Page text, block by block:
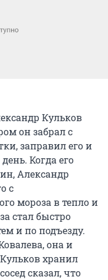
Кульков
он забрал с
заправил его и
Когда его
Александр
с
мороза в тепло и
стал быстро
и по подъезду.
она и
хранил
сказал, что